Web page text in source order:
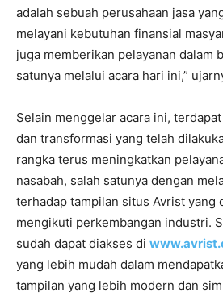
adalah sebuah perusahaan jasa
melayani kebutuhan finansial
juga memberikan pelayanan dalam
satunya melalui acara hari ini,”
Selain menggelar acara ini,
dan transformasi yang telah
rangka terus meningkatkan
nasabah, salah satunya dengan
terhadap tampilan situs Avrist yang
mengikuti perkembangan industri.
sudah dapat diakses di
yang lebih mudah dalam
tampilan yang lebih modern dan